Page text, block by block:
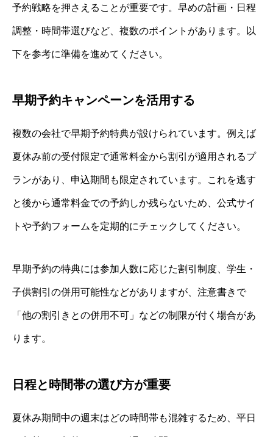
予約戦略を押さえることが重要です。早めの計画・日程
調整・時間帯選びなど、複数のポイントがあります。以
下を参考に準備を進めてください。
早期予約キャンペーンを活用する
複数の会社で早期予約特典が設けられています。例えば
夏休み前の受付限定で通常料金から割引が適用されるプ
ランがあり、申込期間も限定されています。これを逃す
と後から通常料金での予約しか残らないため、公式サイ
トや予約フォームを定期的にチェックしてください。
早期予約の特典には参加人数に応じた割引制度、学生・
子供割引の併用可能性などがありますが、注意書きで
「他の割引きとの併用不可」などの制限が付く場合があ
ります。
日程と時間帯の選び方が重要
夏休み期間中の週末はどの時間帯も混雑するため、平日